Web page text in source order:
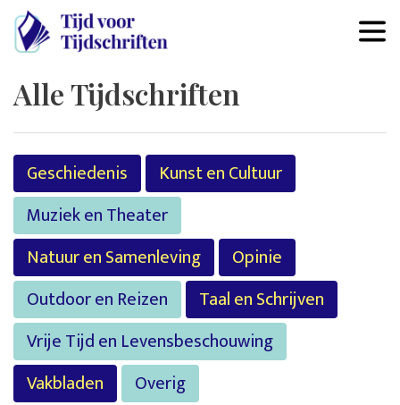
Alle Tijdschriften
Geschiedenis
Kunst en Cultuur
Muziek en Theater
Natuur en Samenleving
Opinie
Outdoor en Reizen
Taal en Schrijven
Vrije Tijd en Levensbeschouwing
Vakbladen
Overig